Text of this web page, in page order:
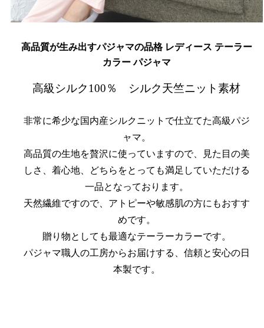
高品質が生み出すパジャマの品格 レディース テーラー
カラー パジャマ
高級シルク100％ シルク天竺ニット素材
非常に希少な国内産シルクニットで仕立てた高級パジ
ャマ。
高品質の生地を贅沢に使っていますので、見た目の美
しさ、着心地、どちらをとっても満足していただける
一品となっております。
天然繊維ですので、アトピーや敏感肌の方にもおすす
めです。
贈り物としても最適なテーラーカラーです。
パジャマ職人の工房からお届けする、信頼と安心の日
本製です。